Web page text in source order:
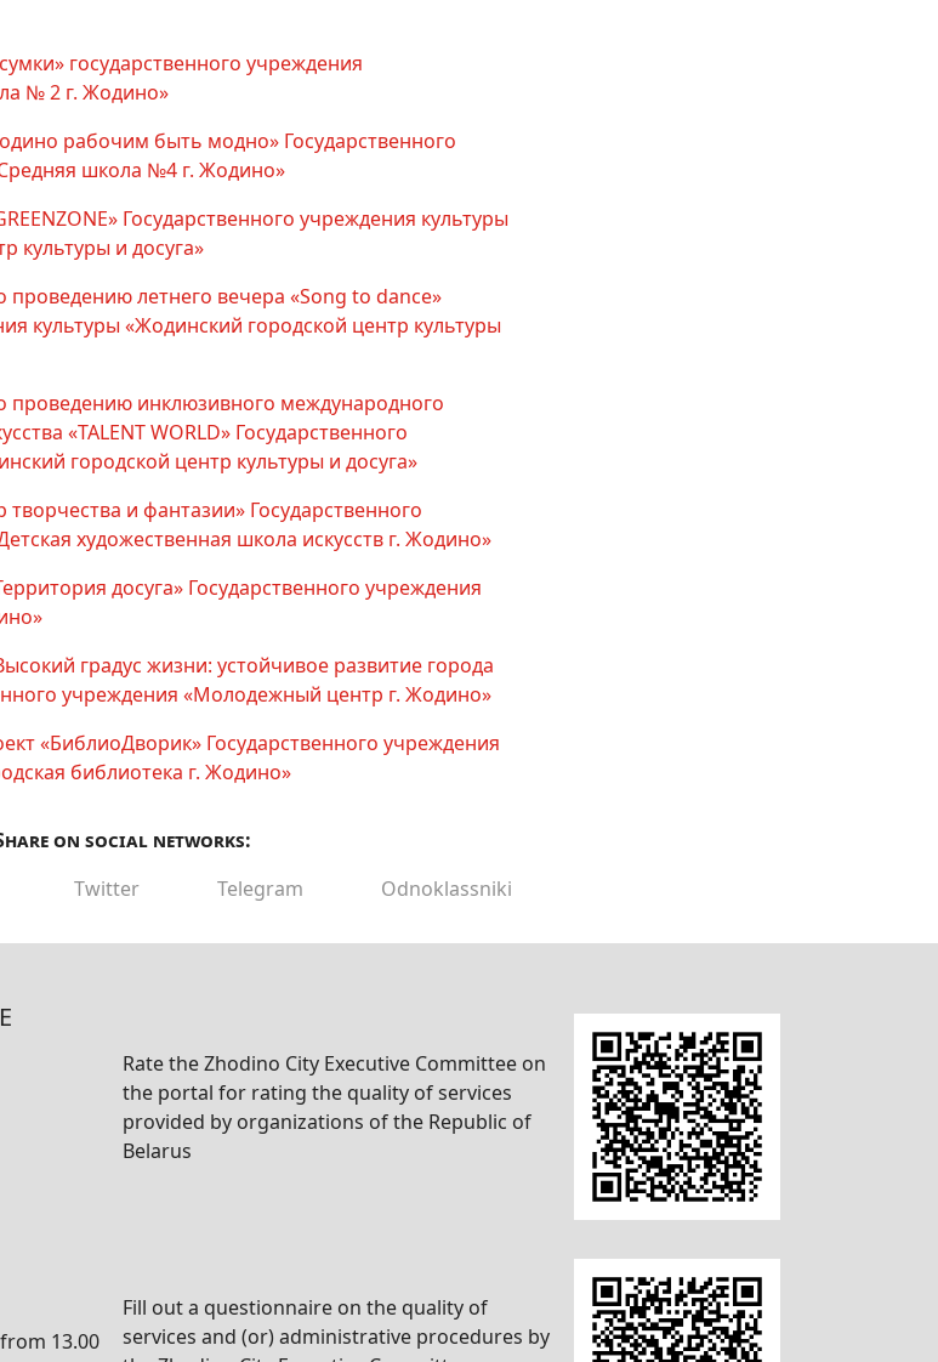
государственного учреждения
№ 2 г. Жодино»
рабочим быть модно» Государственного
школа №4 г. Жодино»
Государственного учреждения культуры
культуры и досуга»
летнего вечера «Song to dance»
культуры «Жодинский городской центр культуры
проведению инклюзивного международного
«TALENT WORLD» Государственного
городской центр культуры и досуга»
и фантазии» Государственного
художественная школа искусств г. Жодино»
досуга» Государственного учреждения
градус жизни: устойчивое развитие города
учреждения «Молодежный центр г. Жодино»
«БиблиоДворик» Государственного учреждения
библиотека г. Жодино»
on social networks:
Twitter Telegram Odnoklassniki
13.00
Rate the Zhodino City Executive Committee on
the portal for rating the quality of services
provided by organizations of the Republic of
Belarus
Fill out a questionnaire on the quality of
services and (or) administrative procedures by